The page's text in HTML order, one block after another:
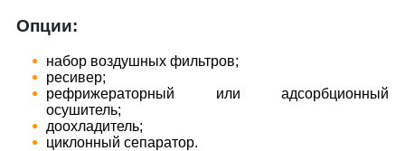
Опции:
набор воздушных фильтров;
ресивер;
рефрижераторный или адсорбционный
осушитель;
доохладитель;
циклонный сепаратор.